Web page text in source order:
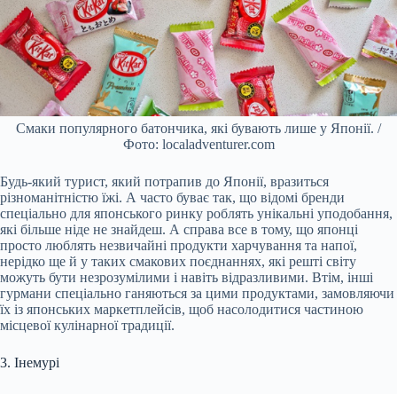
Смаки популярного батончика, які бувають лише у Японії. /
Фото: localadventurer.com
Будь-який турист, який потрапив до Японії, вразиться
різноманітністю їжі. А часто буває так, що відомі бренди
спеціально для японського ринку роблять унікальні уподобання,
які більше ніде не знайдеш. А справа все в тому, що японці
просто люблять незвичайні продукти харчування та напої,
нерідко ще й у таких смакових поєднаннях, які решті світу
можуть бути незрозумілими і навіть відразливими. Втім, інші
гурмани спеціально ганяються за цими продуктами, замовляючи
їх із японських маркетплейсів, щоб насолодитися частиною
місцевої кулінарної традиції.
3. Інемурі